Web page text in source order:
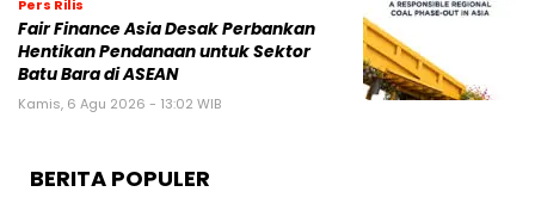
Pers Rilis
Fair Finance Asia Desak Perbankan
Hentikan Pendanaan untuk Sektor
Batu Bara di ASEAN
Kamis, 6 Agu 2026 - 13:02 WIB
BERITA POPULER